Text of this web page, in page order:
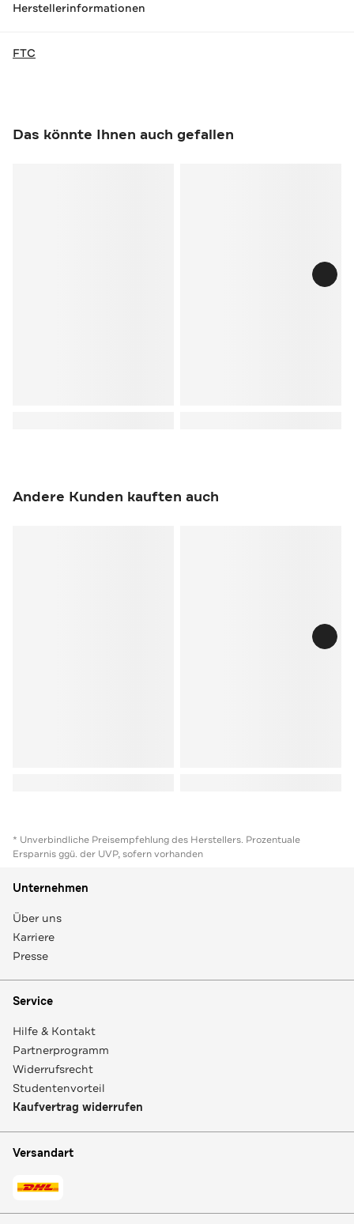
Herstellerinformationen
FTC
Das könnte Ihnen auch gefallen
Andere Kunden kauften auch
* Unverbindliche Preisempfehlung des Herstellers. Prozentuale
Ersparnis ggü. der UVP, sofern vorhanden
Unternehmen
Über uns
Karriere
Presse
Service
Hilfe & Kontakt
Partnerprogramm
Widerrufsrecht
Studentenvorteil
Kaufvertrag widerrufen
Versandart